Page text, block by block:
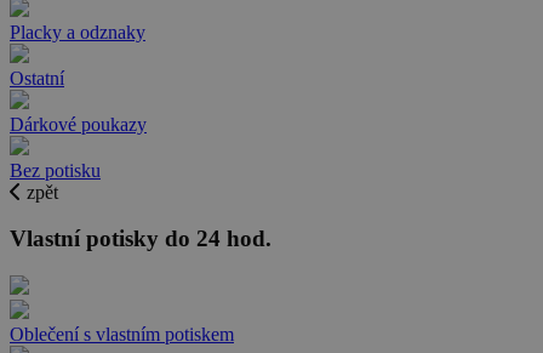
Placky a odznaky
Ostatní
Dárkové poukazy
Bez potisku
zpět
Vlastní potisky do 24 hod.
Oblečení s vlastním potiskem